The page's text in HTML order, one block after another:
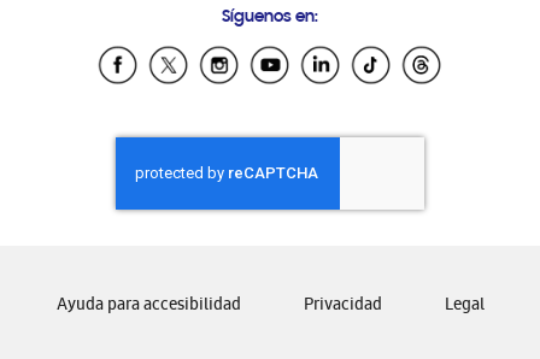
Samsung Ecuador
Samsung El Salvador
Samsung Honduras
Samsung Nicaragua
Samsung Panamá
Samsung Venezuela
Síguenos en:
Ayuda para accesibilidad Privacidad Legal